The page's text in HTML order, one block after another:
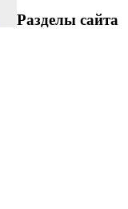
Разделы сайта